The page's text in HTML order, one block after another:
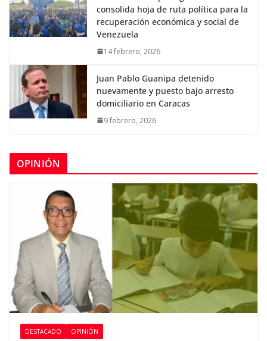
consolida hoja de ruta política para la
recuperación económica y social de
Venezuela
14 febrero, 2026
Juan Pablo Guanipa detenido
nuevamente y puesto bajo arresto
domiciliario en Caracas
9 febrero, 2026
OPINIÓN
DESTACADO OPINIÓN